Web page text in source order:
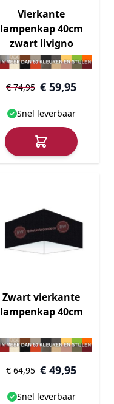
Vierkante
lampenkap 40cm
zwart livigno
€ 59,95
€ 74,95
Snel leverbaar
Zwart vierkante
lampenkap 40cm
€ 49,95
€ 64,95
Snel leverbaar